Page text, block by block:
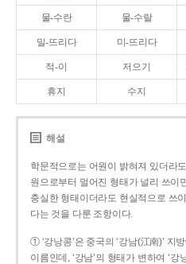
물-수란 물-수랄
밀-뜨리다 미-뜨리다
적-이 저으기
휴지 수지
해설
학문적으로는 어원이 밝혀져 있더라
원으로부터 멀어진 형태가 널리 쓰이
충실한 형태이더라도 현실적으로 쓰
다는 것을 다룬 조항이다.
① ‘강낭콩’은 중국의 ‘강남(江南)’ 지
이름인데, ‘강남’의 형태가 변하여 ‘강